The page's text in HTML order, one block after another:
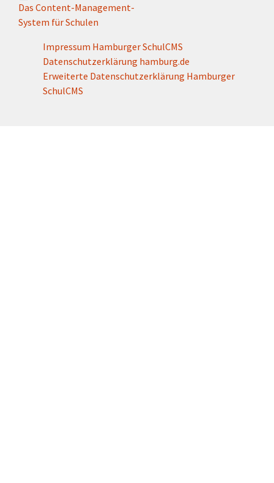
Das Content-Management-
System für Schulen
Impressum Hamburger SchulCMS
Datenschutzerklärung hamburg.de
Erweiterte Datenschutzerklärung Hamburger
SchulCMS